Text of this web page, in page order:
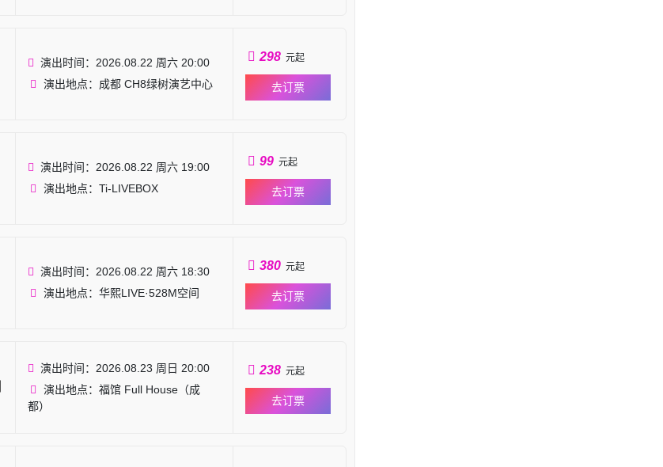
演出时间：2026.08.22 周六 20:00
演出地点：成都 CH8绿树演艺中心
298 元起
去订票
演出时间：2026.08.22 周六 19:00
演出地点：Ti-LIVEBOX
99 元起
去订票
演出时间：2026.08.22 周六 18:30
演出地点：华熙LIVE·528M空间
380 元起
去订票
演出时间：2026.08.23 周日 20:00
演出地点：福馆 Full House（成
都）
238 元起
去订票